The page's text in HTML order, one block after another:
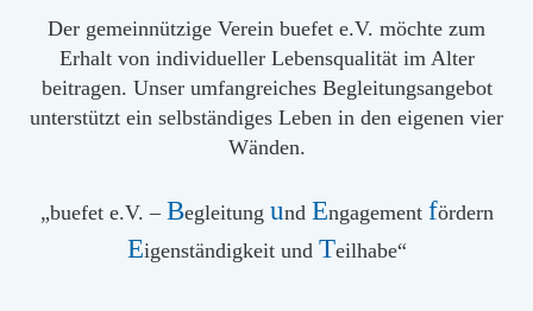
Der gemeinnützige Verein buefet e.V. möchte zum
Erhalt von individueller Lebensqualität im Alter
beitragen. Unser umfangreiches Begleitungsangebot
unterstützt ein selbständiges Leben in den eigenen vier
Wänden.
„buefet e.V. – Begleitung und Engagement fördern
Eigenständigkeit und Teilhabe“